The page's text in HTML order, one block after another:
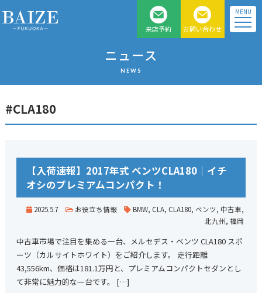
来店予約 お問い合わせ
MENU
ニュース
NEWS
#CLA180
【入荷速報】2017年式 ベンツCLA180｜イチ
オシのプレミアムコンパクト！
2025.5.7 お役立ち情報 BMW, CLA, CLA180, ベンツ, 中古車,
北九州,福岡
中古車市場で注目を集める一台、メルセデス・ベンツ CLA180 スポ
ーツ（カルサイトホワイト）をご紹介します。 走行距離
43,556km、価格は181.1万円と、プレミアムコンパクトセダンとし
て非常に魅力的な一台です。 […]